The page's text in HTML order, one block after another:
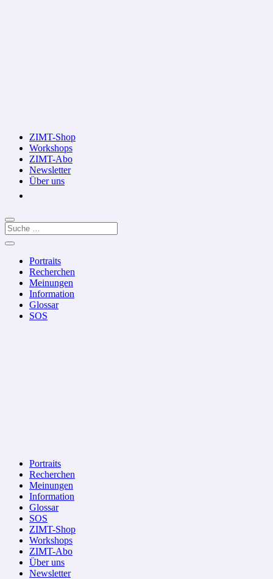
ZIMT-Shop
Workshops
ZIMT-Abo
Newsletter
Über uns
Portraits
Recherchen
Meinungen
Information
Glossar
SOS
Portraits
Recherchen
Meinungen
Information
Glossar
SOS
ZIMT-Shop
Workshops
ZIMT-Abo
Über uns
Newsletter